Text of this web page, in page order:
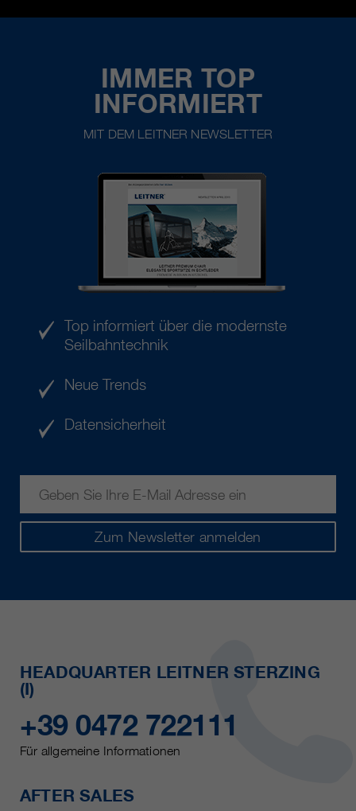
IMMER TOP
INFORMIERT
MIT DEM LEITNER NEWSLETTER
Zum Newsletter anmelden
Top informiert über die modernste
Seilbahntechnik
Neue Trends
Datensicherheit
HEADQUARTER LEITNER STERZING
(I)
+39 0472 722111
Für allgemeine Informationen
AFTER SALES